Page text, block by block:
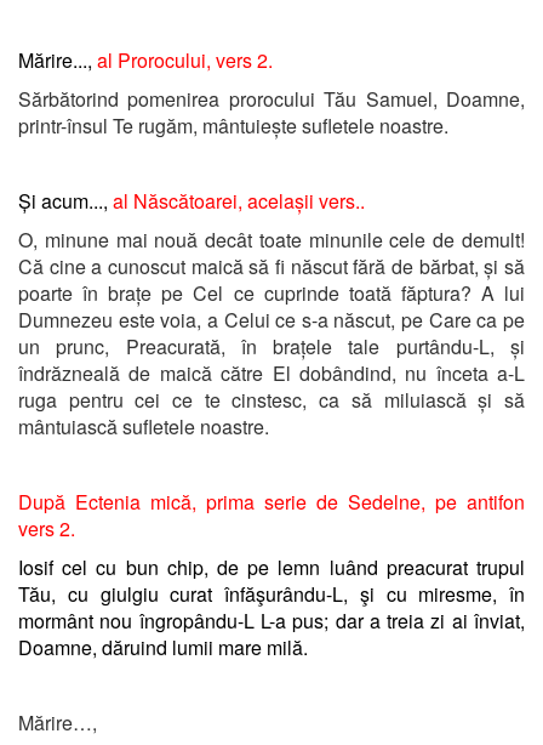
Mărire..., al Prorocului, vers 2.
Sărbătorind pomenirea prorocului Tău Samuel, Doamne,
printr-însul Te rugăm, mântuiește sufletele noastre.
Și acum..., al Născătoarei, acelașii vers..
O, minune mai nouă decât toate minunile cele de demult!
Că cine a cunoscut maică să fi născut fără de bărbat, și să
poarte în brațe pe Cel ce cuprinde toată făptura? A lui
Dumnezeu este voia, a Celui ce s-a născut, pe Care ca pe
un prunc, Preacurată, în brațele tale purtându-L, și
îndrăzneală de maică către El dobândind, nu înceta a-L
ruga pentru cei ce te cinstesc, ca să miluiască și să
mântuiască sufletele noastre.
După Ectenia mică, prima serie de Sedelne, pe antifon
vers 2.
Iosif cel cu bun chip, de pe lemn luând preacurat trupul
Tău, cu giulgiu curat înfăşurându-L, şi cu miresme, în
mormânt nou îngropându-L L-a pus; dar a treia zi ai înviat,
Doamne, dăruind lumii mare milă.
Mărire…,